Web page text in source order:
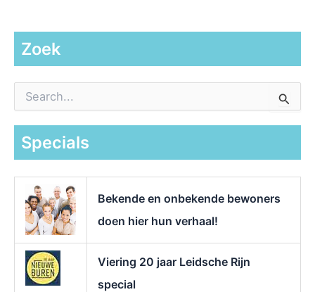
Zoek
a
Specials
Bekende en onbekende bewoners
doen hier hun verhaal!
Viering 20 jaar Leidsche Rijn
special